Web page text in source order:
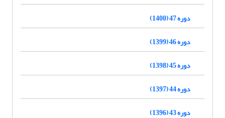
دوره 47 (1400)
دوره 46 (1399)
دوره 45 (1398)
دوره 44 (1397)
دوره 43 (1396)